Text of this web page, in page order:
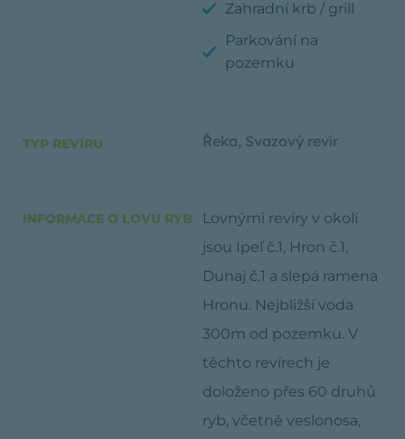
Zahradní krb / grill
Parkování na
pozemku
TYP REVÍRU Řeka, Svazový revír
INFORMACE O LOVU RYB
Lovnými revíry v okolí
jsou Ipeľ č.1, Hron č.1,
Dunaj č.1 a slepá ramena
Hronu. Nejbližší voda
300m od pozemku. V
těchto revírech je
doloženo přes 60 druhů
ryb, včetně veslonosa,